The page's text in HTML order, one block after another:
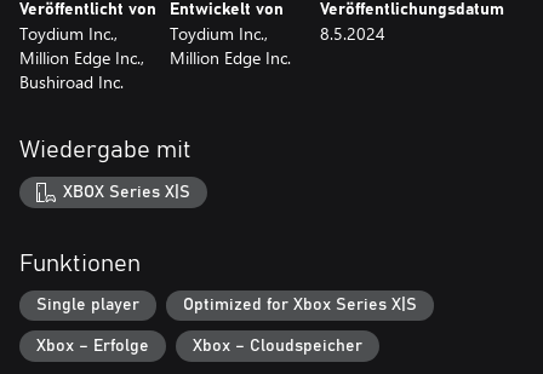
Veröffentlicht von
Toydium Inc.,
Million Edge Inc.,
Bushiroad Inc.
Entwickelt von
Toydium Inc.,
Million Edge Inc.
Veröffentlichungsdatum
8.5.2024
Wiedergabe mit
XBOX Series X|S
Funktionen
Single player Optimized for Xbox Series X|S
Xbox – Erfolge Xbox – Cloudspeicher